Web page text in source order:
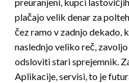
preuranjeni, kupci
plačajo velik denar za
čez ramo v zadnjo dekado,
naslednjo veliko reč,
odsloviti stari sprejemnik.
Aplikacije, servisi, to je